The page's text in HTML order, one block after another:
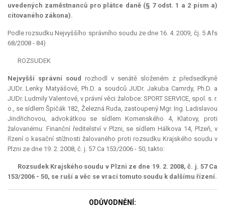
uvedených zaměstnanců pro plátce daně (§ 7 odst. 1 a 2 písm a)
citovaného zákona).
Podle rozsudku Nejvyššího správního soudu ze dne 16. 4. 2009, čj. 5 Afs
68/2008 - 84)
ROZSUDEK
Nejvyšší správní soud rozhodl v senátě složeném z předsedkyně
JUDr. Lenky Matyášové, Ph.D. a soudců JUDr. Jakuba Camrdy, Ph.D. a
JUDr. Ludmily Valentové, v právní věci žalobce: SPORT SERVICE, spol. s. r.
o., se sídlem Špičák 182, Železná Ruda, zastoupený Mgr. Ing. Ladislavou
Jindřichovou, advokátkou se sídlem Komenského 4, Klatovy, proti
žalovanému: Finanční ředitelství v Plzni, se sídlem Hálkova 14, Plzeň, v
řízení o kasační stížnosti žalovaného proti rozsudku Krajského soudu v
Plzni ze dne 19. 2. 2008, č. j. 57 Ca 153/2006 - 50, takto:
Rozsudek Krajského soudu v Plzni ze dne 19. 2. 2008, č. j. 57 Ca
153/2006 - 50, se ruší a věc se vrací tomuto soudu k dalšímu řízení.
ODŮVODNĚNÍ: